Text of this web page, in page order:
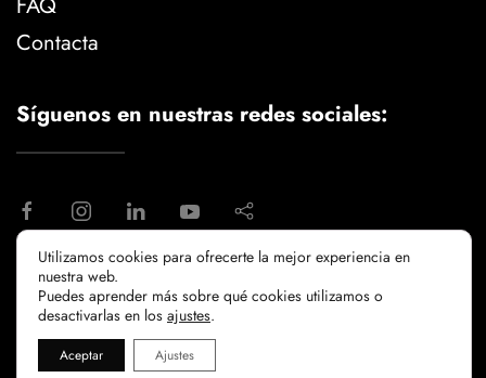
Contacta
Síguenos en nuestras redes sociales:
aviso legal
politica de privacidad
politicia de cookies
Utilizamos cookies para ofrecerte la mejor experiencia en
nuestra web.
Puedes aprender más sobre qué cookies utilizamos o
desactivarlas en los ajustes.
Aceptar Ajustes